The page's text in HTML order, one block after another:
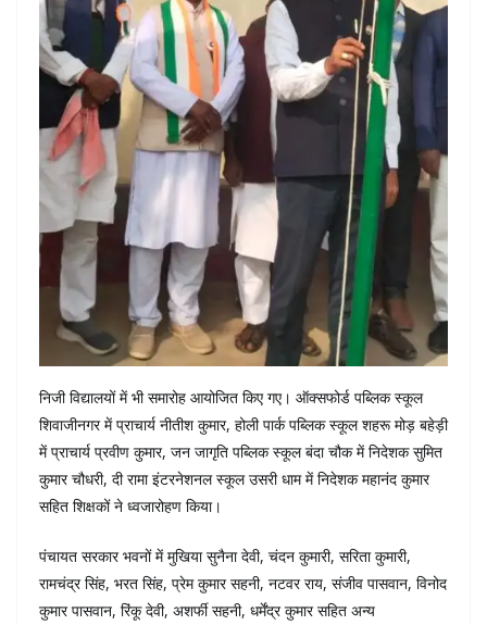
निजी विद्यालयों में भी समारोह आयोजित किए गए। ऑक्सफोर्ड पब्लिक स्कूल
शिवाजीनगर में प्राचार्य नीतीश कुमार, होली पार्क पब्लिक स्कूल शहरू मोड़ बहेड़ी
में प्राचार्य प्रवीण कुमार, जन जागृति पब्लिक स्कूल बंदा चौक में निदेशक सुमित
कुमार चौधरी, दी रामा इंटरनेशनल स्कूल उसरी धाम में निदेशक महानंद कुमार
सहित शिक्षकों ने ध्वजारोहण किया।
पंचायत सरकार भवनों में मुखिया सुनैना देवी, चंदन कुमारी, सरिता कुमारी,
रामचंद्र सिंह, भरत सिंह, प्रेम कुमार सहनी, नटवर राय, संजीव पासवान, विनोद
कुमार पासवान, रिंकू देवी, अशर्फी सहनी, धर्मेंद्र कुमार सहित अन्य